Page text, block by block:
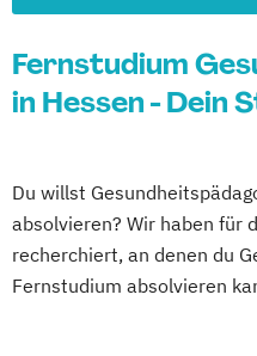
Fernstudium
in Hessen - Dein
Du willst
absolvieren? Wir haben für
recherchiert, an denen du
Fernstudium absolvieren